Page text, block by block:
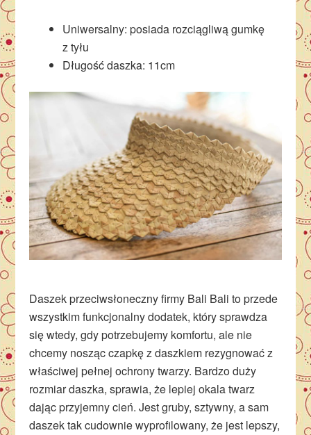
Uniwersalny: posiada rozciągliwą gumkę
z tyłu
Długość daszka: 11cm
Daszek przeciwsłoneczny firmy Bali Bali to przede
wszystkim funkcjonalny dodatek, który sprawdza
się wtedy, gdy potrzebujemy komfortu, ale nie
chcemy nosząc czapkę z daszkiem rezygnować z
właściwej pełnej ochrony twarzy. Bardzo duży
rozmiar daszka, sprawia, że lepiej okala twarz
dając przyjemny cień. Jest gruby, sztywny, a sam
daszek tak cudownie wyprofilowany, że jest lepszy,